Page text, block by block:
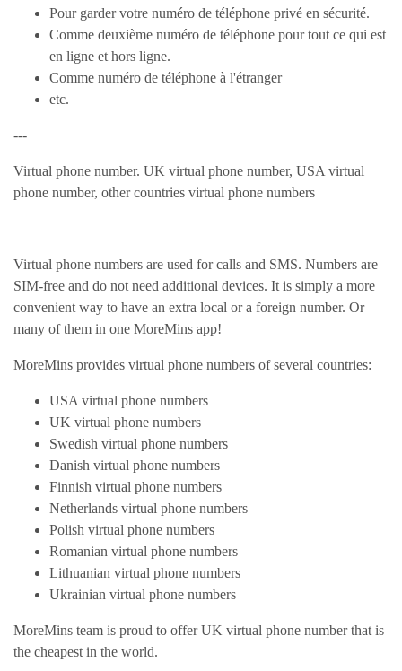
Pour garder votre numéro de téléphone privé en sécurité.
Comme deuxième numéro de téléphone pour tout ce qui est
en ligne et hors ligne.
Comme numéro de téléphone à l'étranger
etc.
---
Virtual phone number. UK virtual phone number, USA virtual
phone number, other countries virtual phone numbers
Virtual phone numbers are used for calls and SMS. Numbers are
SIM-free and do not need additional devices. It is simply a more
convenient way to have an extra local or a foreign number. Or
many of them in one MoreMins app!
MoreMins provides virtual phone numbers of several countries:
USA virtual phone numbers
UK virtual phone numbers
Swedish virtual phone numbers
Danish virtual phone numbers
Finnish virtual phone numbers
Netherlands virtual phone numbers
Polish virtual phone numbers
Romanian virtual phone numbers
Lithuanian virtual phone numbers
Ukrainian virtual phone numbers
MoreMins team is proud to offer UK virtual phone number that is
the cheapest in the world.